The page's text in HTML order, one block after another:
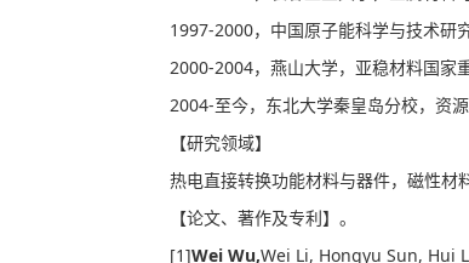
1997-2000，中国原子能科学与技术研
2000-2004，燕山大学，亚稳材料国家
2004-至今，东北大学秦皇岛分校，资
【研究领域】
热电直接转换功能材料与器件，磁性材
【论文、著作及专利】。
[1]Wei Wu,Wei Li, Hongyu Sun, Hui